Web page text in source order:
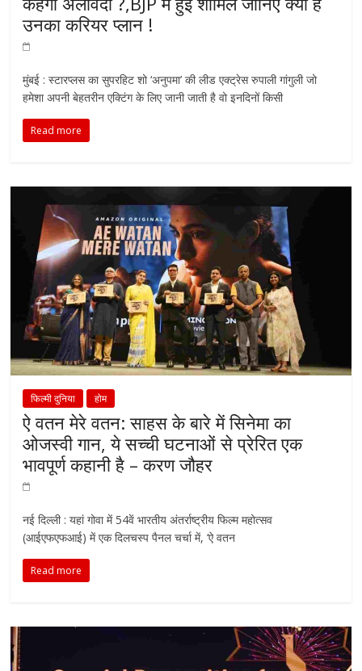
उनका करियर प्लान !
मुंबई : स्टारप्लस का सुपरहिट शो ‘अनुपमा’ की लीड एक्ट्रेस रुपाली गांगुली जो
हमेशा अपनी बेहतरीन एक्टिंग के लिए जानी जाती है वो इनदिनों किसी
Read more
फिल्मी दुनिया होम
ऐ वतन मेरे वतन: साहस के बारे में सिनेमा का
ओजस्वी गान, ये सच्ची घटनाओं से प्रेरित एक
भावपूर्ण कहानी है – करण जौहर
नई दिल्ली : यहां गोवा में 54वें भारतीय अंतर्राष्ट्रीय फिल्म महोत्सव
(आईएफएफआई) में एक दिलचस्प पैनल चर्चा में, ‘ऐ वतन
Read more